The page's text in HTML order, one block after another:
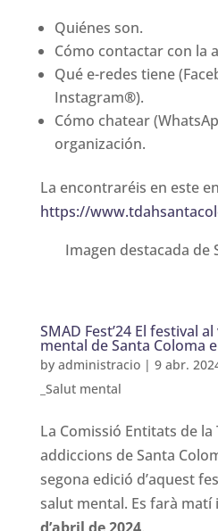
Quiénes son.
Cómo contactar con la
Qué e-redes tiene
Instagram®).
Cómo chatear
organización.
La encontraréis en este
https://
Imagen destacada de
SMAD Fest’24 El festival
mental de Santa Coloma
by administracio| 9 abr.
_Salut mental
La Comissió Entitats de
addiccions de Santa
segona edició d’aquest
salut mental. Es farà matí